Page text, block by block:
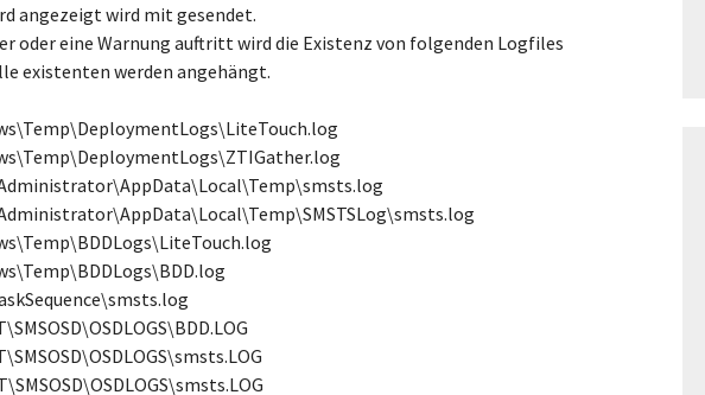
angezeigt wird mit gesendet.
oder eine Warnung auftritt wird die Existenz von folgenden Logfiles
existenten werden angehängt.